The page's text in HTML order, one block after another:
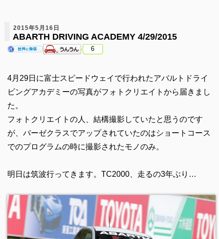
2015年5月16日
ABARTH DRIVING ACADEMY 4/29/2015
6
4月29日に富士スピードウェイで行われたアバルトドライ
ビングアカデミーの写真がフォトクリエイトから届きまし
た。
フォトクリエイトの人、結構撮影していたと思うのです
が、バーゼクラスでアップされていたのはショートコース
でのプログラムの時に撮影されたモノのみ。
明日は筑波行ってきます。TC2000、走るの3年ぶり…